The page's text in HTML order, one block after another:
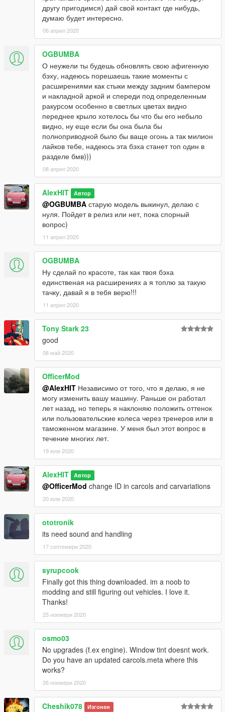
другу пригодимся) дай свой контакт где нибудь,
думаю будет интересно.
06 април 2020
OGBUMBA
О неужели ты будешь обновлять свою афигенную
бэху, надеюсь порешаешь такие моменты с
расширениями как стыки между задним бампером
и накладной аркой и спереди под определенным
ракурсом особенно в светлых цветах видно
переднее крыло хотелось бы что бы его небыло
видно, ну еще если бы она была бы
полноприводной было бы ваще огонь а так милион
лайков тебе, надеюсь эта бэха станет топ один в
разделе бмв)))
08 април 2020
AlexHIT Автор
@OGBUMBA старую модель выкинул, делаю с
нуля. Пойдет в релиз или нет, пока спорный
вопрос)
11 април 2020
OGBUMBA
Ну сделай по красоте, так как твоя бэха
единственая на расширениях а я топлю за такую
тачку, давай я в тебя верю!!!
11 април 2020
Tony Stark 23
good
08 май 2020
OfficerMod
@AlexHIT Независимо от того, что я делаю, я не
могу изменить вашу машину. Раньше он работал
лет назад, но теперь я наклоняю положить оттенок
или пользовательские колеса через тренеров или в
таможенном магазине. У меня был этот вопрос в
течение многих лет.
19 юли 2020
AlexHIT Автор
@OfficerMod change ID in carcols and carvariations
20 юли 2020
ototronik
its need sound and handling
17 септември 2020
syrupcook
Finally got this thing downloaded. im a noob to
modding and still figuring out vehicles. I love it.
Thanks!
25 ноември 2020
osmo03
No upgrades (f.ex engine). Window tint doesnt work.
Do you have an updated carcols.meta where this
works?
26 ноември 2020
Cheshik078 Изгонен